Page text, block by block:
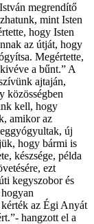
megrendítő
mint Isten
hogy Isten
az útját, hogy
Megértette,
a bűnt.” A
ajtaján,
közösségben
kell, hogy
amikor az
új
hogy bármi is
készsége, példa
ezt
kegyszobor és
az Égi Anyát
hangzott el a